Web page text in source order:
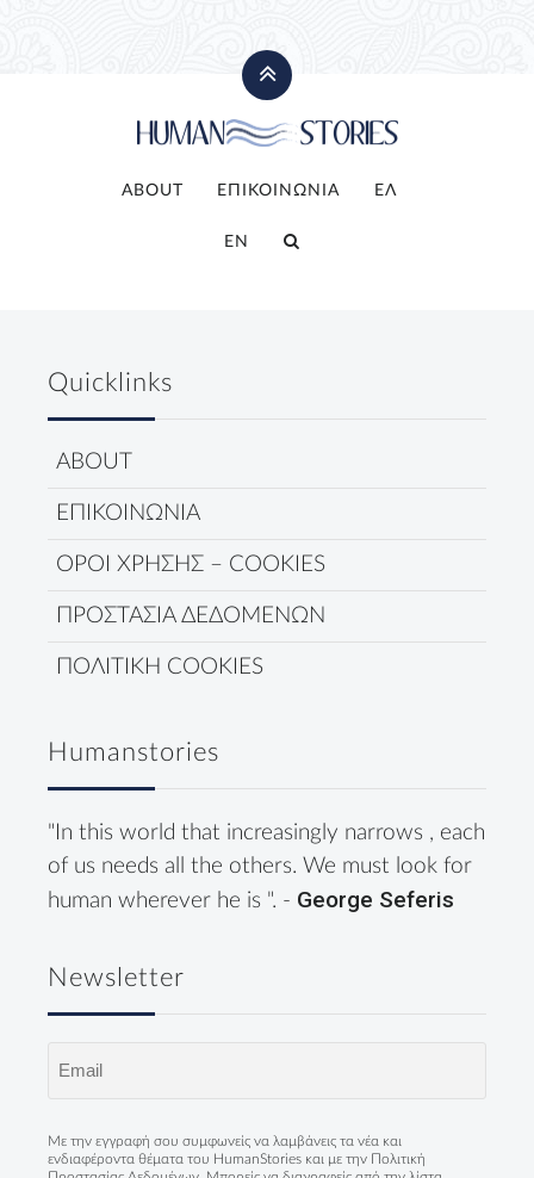
ABOUT ΕΠΙΚΟΙΝΩΝΙΑ ΕΛ
EN
Quicklinks
ABOUT
ΕΠΙΚΟΙΝΩΝΙΑ
ΟΡΟΙ ΧΡΗΣΗΣ – COOKIES
ΠΡΟΣΤΑΣΙΑ ΔΕΔΟΜΕΝΩΝ
ΠΟΛΙΤΙΚΗ COOKIES
Humanstories
"In this world that increasingly narrows , each
of us needs all the others. We must look for
human wherever he is ". - George Seferis
Newsletter
Με την εγγραφή σου συμφωνείς να λαμβάνεις τα νέα και
ενδιαφέροντα θέματα του HumanStories και με την Πολιτική